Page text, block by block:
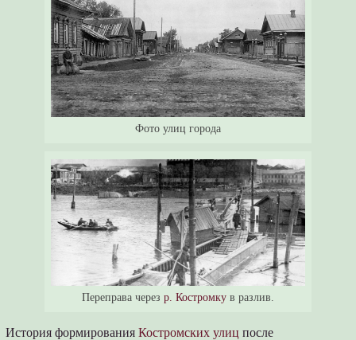
Фото улиц города
Переправа через р. Костромку в разлив.
История формированияКостромских улиц после